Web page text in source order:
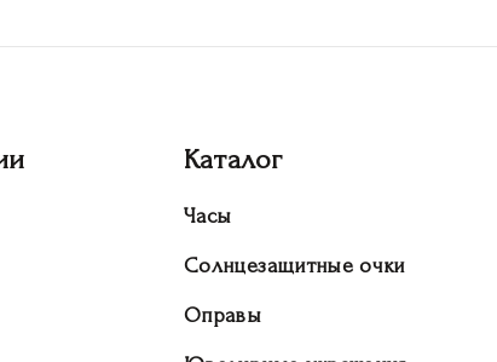
Каталог
Часы
Солнцезащитные очки
Оправы